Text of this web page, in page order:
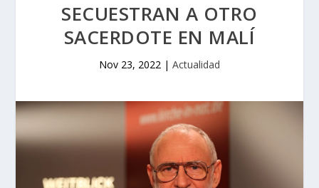
SECUESTRAN A OTRO
SACERDOTE EN MALÍ
Nov 23, 2022 | Actualidad